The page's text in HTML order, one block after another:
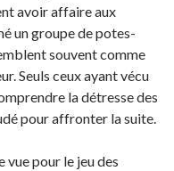
avoir affaire aux
un groupe de potes-
souvent comme
Seuls ceux ayant vécu
la détresse des
pour affronter la suite.
vue pour le jeu des